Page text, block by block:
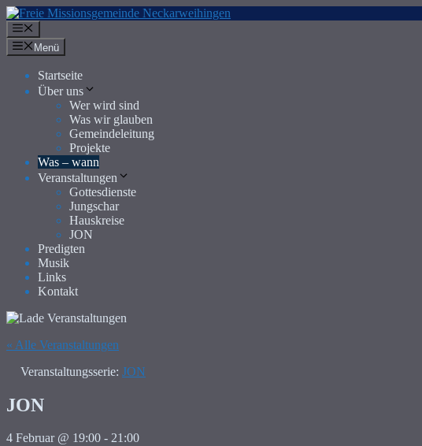
Zum
Inhalt
springen
Menü
Startseite
Über uns
Wer wird sind
Was wir glauben
Gemeindeleitung
Projekte
Was – wann
Veranstaltungen
Gottesdienste
Jungschar
Hauskreise
JON
Predigten
Musik
Links
Kontakt
« Alle Veranstaltungen
Veranstaltungsserie: JON
JON
4 Februar @ 19:00 - 21:00